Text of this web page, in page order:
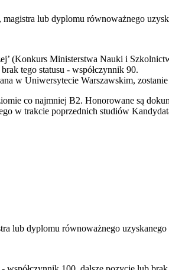
lub dyplomu równoważnego
(Konkurs Ministerstwa Nauki i
tego statusu - współczynnik 90.
w Uniwersytecie Warszawskim,
co najmniej B2. Honorowane są
w trakcie poprzednich studiów
lub dyplomu równoważnego